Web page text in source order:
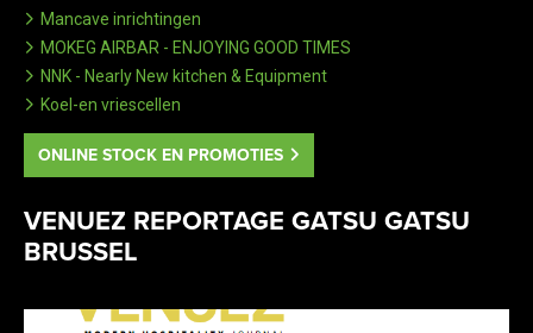
Mancave inrichtingen
MOKEG AIRBAR - ENJOYING GOOD TIMES
NNK - Nearly New kitchen & Equipment
Koel-en vriescellen
ONLINE STOCK EN PROMOTIES
VENUEZ REPORTAGE GATSU GATSU
BRUSSEL